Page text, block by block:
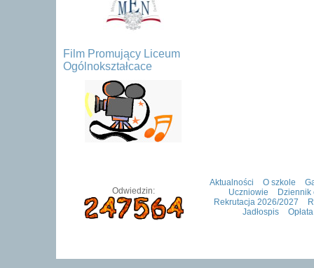
Film Promujący Liceum
Ogólnokształcace
Odwiedzin:
Aktualności O szkole
Uczniowie
Dziennik
Rekrutacja 2026/2027
Jadłospis